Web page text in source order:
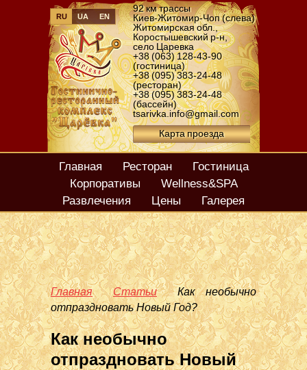
92 км трассы
Киев-Житомир-Чоп (слева)
Житомирская обл.,
Коростышевский р-н,
село Царевка
+38 (063) 128-43-90
(гостиница)
+38 (095) 383-24-48
(ресторан)
+38 (095) 383-24-48
(бассейн)
tsarivka.info@gmail.com
Карта проезда
RU UA EN
Главная Ресторан
Гостиница
Корпоративы
Wellness&SPA
Развлечения
Цены Галерея
Главная Статьи
Как необычно
отпраздновать Новый Год?
Как необычно
отпраздновать Новый